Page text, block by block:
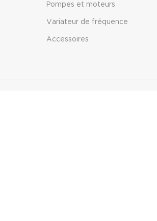
Pompes et moteurs
Variateur de fréquence
Accessoires